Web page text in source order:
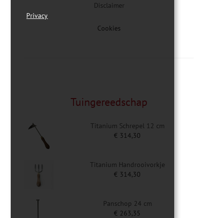
Disclaimer
Cookies
Tuingereedschap
Titanium Schrepel 12 cm
€ 314,30
Titanium Handrooivorkje
€ 314,30
Panschop 24 cm
€ 263,35
Privacy